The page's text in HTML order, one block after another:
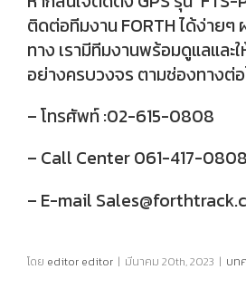
ติดต่อทีมงาน FORTH ได้ง่ายๆ
ทาง เรามีทีมงานพร้อมดูแลและ
อย่างครบวงจร ตามช่องทางต่
– โทรศัพท์ :02-615-0808
– Call Center 061-417-0808
– E-mail
โดย editor editor | มีนาคม 20th, 2023 | บท